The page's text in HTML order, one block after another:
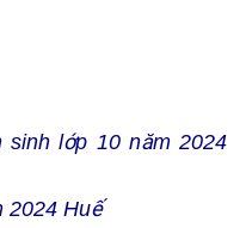
sinh lớp 10 năm 2024
2024 Huế